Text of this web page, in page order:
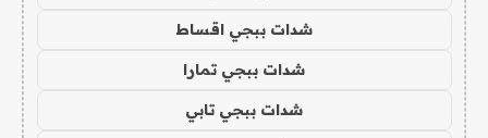
شدات ببجي اقساط
شدات ببجي تمارا
شدات ببجي تابي